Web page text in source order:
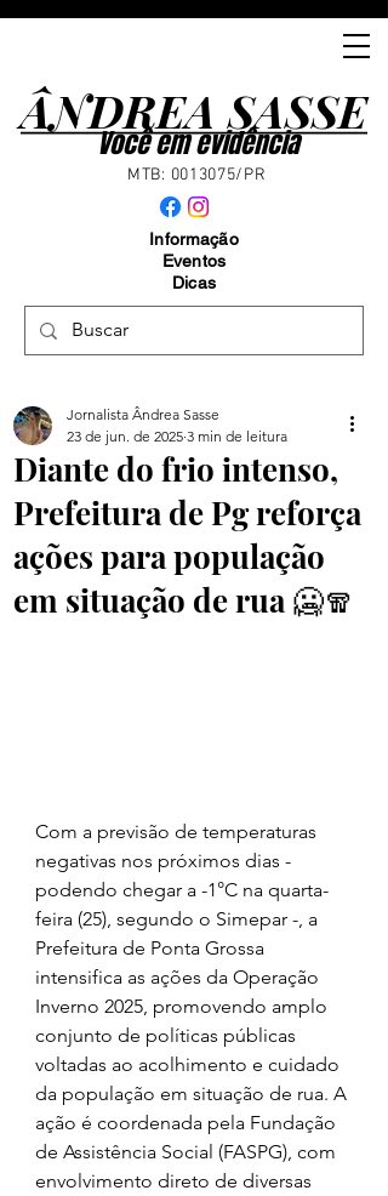
ÂNDREA SASSE
ÂNDREA SASSE
Você em evidência
MTB: 0013075/PR
Informação
Eventos
Dicas
Diante do frio intenso,
Prefeitura de Pg reforça
ações para população
em situação de rua 🥶🧣
Jornalista Ândrea Sasse
23 de jun. de 2025 3 min de leitura
Com a previsão de temperaturas
negativas nos próximos dias -
podendo chegar a -1°C na quarta-
feira (25), segundo o Simepar -, a
Prefeitura de Ponta Grossa
intensifica as ações da Operação
Inverno 2025, promovendo amplo
conjunto de políticas públicas
voltadas ao acolhimento e cuidado
da população em situação de rua. A
ação é coordenada pela Fundação
de Assistência Social (FASPG), com
envolvimento direto de diversas